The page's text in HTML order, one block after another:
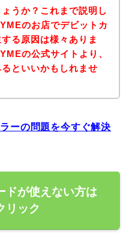
うか？これまで説明し
のお店でデビットカ
る原因は様々ありま
の公式サイトより、
といいかもしれませ
ーの問題を今すぐ解決
ドが使えない方は
リック